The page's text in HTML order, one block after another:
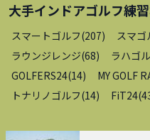
大手インドアゴルフ練
スマートゴルフ(207) スマゴ
ラウンジレンジ(68) ラハゴ
GOLFERS24(14) MY GOLF
トナリノゴルフ(14) FiT24(